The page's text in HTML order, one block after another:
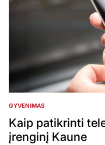
POSTED
IN
GYVENIMAS
Kaip patikrinti
įrenginį Kaune